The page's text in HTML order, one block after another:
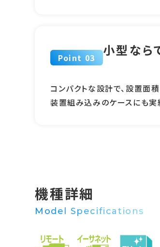
Point 03 小型なら
コンパクトな設計で、設置面
装置組み込みのケースにも実
機種詳細
Model Specifications